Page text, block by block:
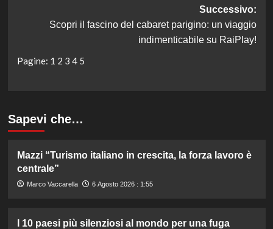
Successivo:
Scopri il fascino del cabaret parigino: un viaggio
indimenticabile su RaiPlay!
Pagine: 1 2 3 4 5
Sapevi che…
Mazzi “Turismo italiano in crescita, la forza lavoro è
centrale”
Marco Vaccarella 6 Agosto 2026 : 1:55
I 10 paesi più silenziosi al mondo per una fuga